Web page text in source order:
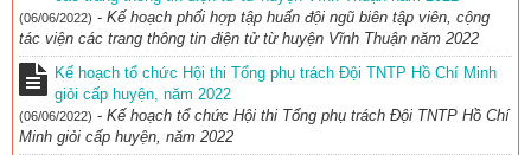
(06/06/2022) - Kế hoạch phối hợp tập huấn đội ngũ biên tập viên, cộng
tác viện các trang thông tin điện tử từ huyện Vĩnh Thuận năm 2022
Kế hoạch tổ chức Hội thi Tổng phụ trách Đội TNTP Hồ Chí Minh
giỏi cấp huyện, năm 2022
(06/06/2022) - Kế hoạch tổ chức Hội thi Tổng phụ trách Đội TNTP Hồ Chí
Minh giỏi cấp huyện, năm 2022